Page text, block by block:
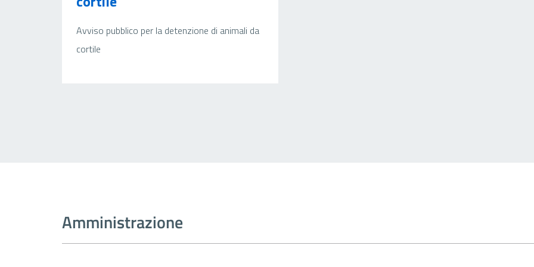
Avviso pubblico per la detenzione di animali da
cortile
Amministrazione